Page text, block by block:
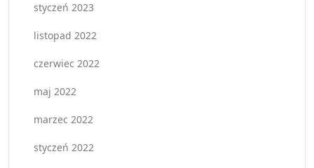
styczeń 2023
listopad 2022
czerwiec 2022
maj 2022
marzec 2022
styczeń 2022